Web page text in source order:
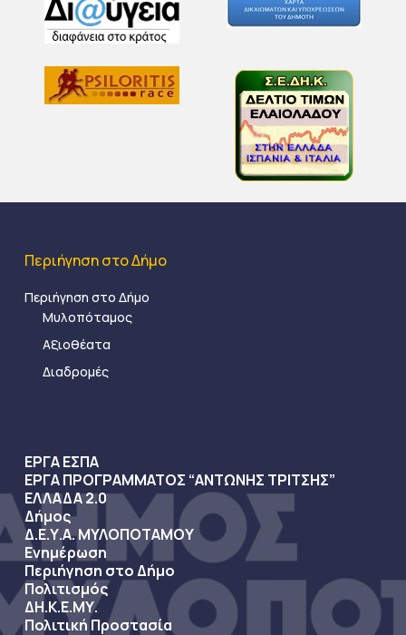
Περιήγηση στο Δήμο
Περιήγηση στο Δήμο
Μυλοπόταμος
Αξιοθέατα
Διαδρομές
ΕΡΓΑ ΕΣΠΑ
ΕΡΓΑ ΠΡΟΓΡΑΜΜΑΤΟΣ “ΑΝΤΩΝΗΣ ΤΡΙΤΣΗΣ”
ΕΛΛΑΔΑ 2.0
Δήμος
Δ.Ε.Υ.Α. ΜΥΛΟΠΟΤΑΜΟΥ
Ενημέρωση
Περιήγηση στο Δήμο
Πολιτισμός
ΔΗ.Κ.Ε.ΜΥ.
Πολιτική Προστασία